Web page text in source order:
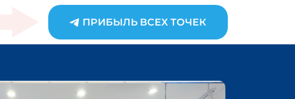
ПРИБЫЛЬ ВСЕХ ТОЧЕК